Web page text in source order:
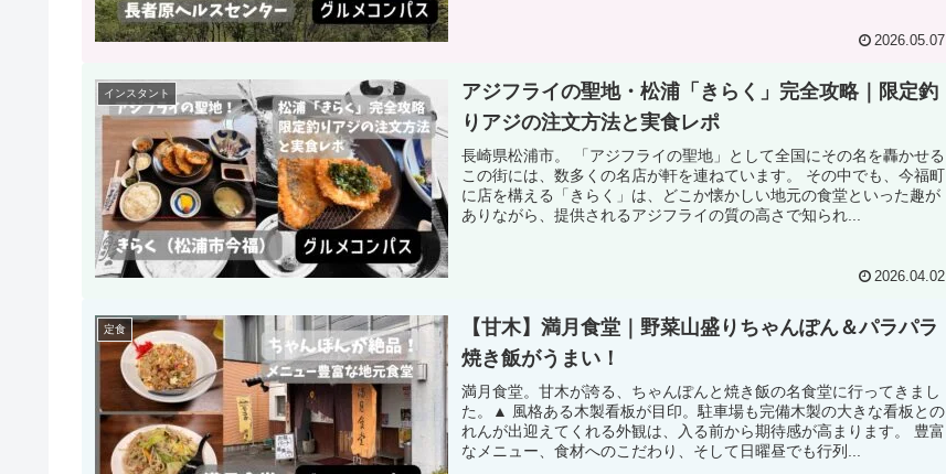
2026.05.07
インスタント
アジフライの聖地・松浦「きらく」完全攻略｜限定釣
りアジの注文方法と実食レポ
長崎県松浦市。 「アジフライの聖地」として全国にその名を轟かせる
この街には、数多くの名店が軒を連ねています。 その中でも、今福町
に店を構える「きらく」は、どこか懐かしい地元の食堂といった趣が
ありながら、提供されるアジフライの質の高さで知られ...
2026.04.02
定食
【甘木】満月食堂｜野菜山盛りちゃんぽん＆パラパラ
焼き飯がうまい！
満月食堂。甘木が誇る、ちゃんぽんと焼き飯の名食堂に行ってきまし
た。▲ 風格ある木製看板が目印。駐車場も完備木製の大きな看板との
れんが出迎えてくれる外観は、入る前から期待感が高まります。 豊富
なメニュー、食材へのこだわり、そして日曜昼でも行列...